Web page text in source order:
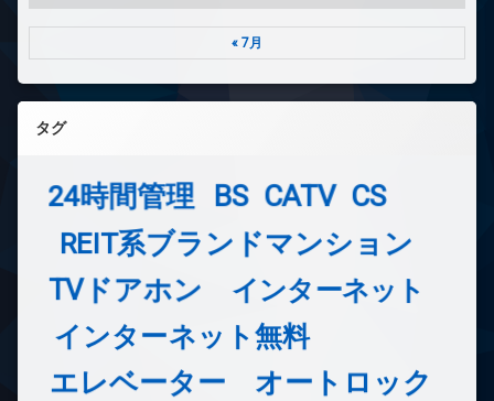
« 7月
タグ
24時間管理 BS CATV CS
REIT系ブランドマンション
TVドアホン インターネット
インターネット無料
エレベーター オートロック